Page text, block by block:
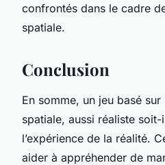
confrontés dans le cadre
spatiale.
Conclusion
En somme, un jeu basé
spatiale, aussi réaliste
l’expérience de la réalité.
aider à appréhender de